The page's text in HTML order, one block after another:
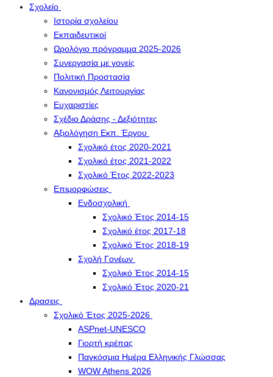
Σχολείο
Ιστορία σχολείου
Εκπαιδευτικοί
Ωρολόγιο πρόγραμμα 2025-2026
Συνεργασία με γονείς
Πολιτική Προστασία
Κανονισμός Λειτουργίας
Ευχαριστίες
Σχέδιο Δράσης - Δεξιότητες
Αξιολόγηση Εκπ. Έργου
Σχολικό έτος 2020-2021
Σχολικό έτος 2021-2022
Σχολικό Έτος 2022-2023
Επιμορφώσεις
Ενδοσχολική
Σχολικό Έτος 2014-15
Σχολικό έτος 2017-18
Σχολικό Έτος 2018-19
Σχολή Γονέων
Σχολικό Έτος 2014-15
Σχολικό Έτος 2020-21
Δρασεις
Σχολικό Έτος 2025-2026
ASPnet-UNESCO
Γιορτή κρέπας
Παγκόσμια Ημέρα Ελληνικής Γλώσσας
WOW Athens 2026